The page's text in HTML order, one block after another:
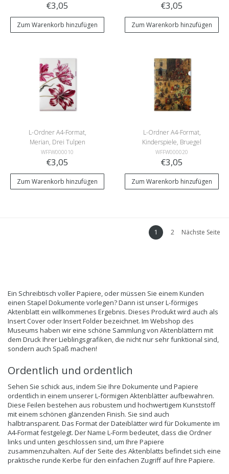
€3,05
Zum Warenkorb hinzufügen
€3,05
Zum Warenkorb hinzufügen
L-Ordner A4-Format,
Merian, Drei Tulpen
WFFW000010
€3,05
Zum Warenkorb hinzufügen
L-Ordner A4-Format,
Kinderspiele, Bruegel
WFFW000020
€3,05
Zum Warenkorb hinzufügen
1 2 Nächste Seite
Ein Schreibtisch voller Papiere, oder müssen Sie einem Kunden
einen Stapel Dokumente vorlegen? Dann ist unser L-förmiges
Aktenblatt ein willkommenes Ergebnis. Dieses Produkt wird auch als
Insert Cover oder Insert Folder bezeichnet. Im Webshop des
Museums haben wir eine schöne Sammlung von Aktenblättern mit
dem Druck Ihrer Lieblingsgrafiken, die nicht nur sehr funktional sind,
sondern auch Spaß machen!
Ordentlich und ordentlich
Sehen Sie schick aus, indem Sie Ihre Dokumente und Papiere
ordentlich in einem unserer L-förmigen Aktenblätter aufbewahren.
Diese Feilen bestehen aus robustem und hochwertigem Kunststoff
mit einem schönen glänzenden Finish. Sie sind auch
halbtransparent. Das Format der Dateiblätter wird für Dokumente im
A4-Format festgelegt. Der Name L-Form bedeutet, dass die Ordner
links und unten geschlossen sind, um Ihre Papiere
zusammenzuhalten. Auf der Seite des Aktenblatts befindet sich eine
praktische runde Kerbe für den einfachen Zugriff auf Ihre Papiere.